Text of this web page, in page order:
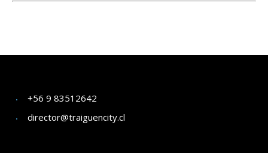
+56 9 83512642
director@traiguencity.cl